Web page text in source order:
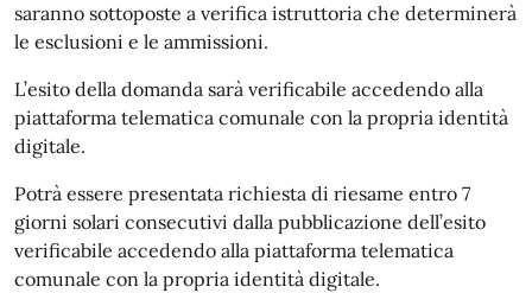
saranno sottoposte a verifica istruttoria che determinerà
le esclusioni e le ammissioni.
L’esito della domanda sarà verificabile accedendo alla
piattaforma telematica comunale con la propria identità
digitale.
Potrà essere presentata richiesta di riesame entro 7
giorni solari consecutivi dalla pubblicazione dell’esito
verificabile accedendo alla piattaforma telematica
comunale con la propria identità digitale.